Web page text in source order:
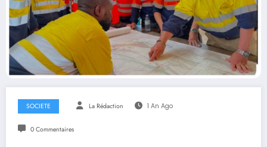
SOCIETE La Rédaction 1 An Ago
0 Commentaires